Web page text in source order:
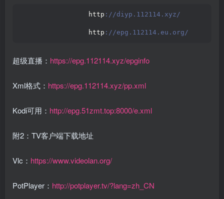
                 http
://diyp.112114.xyz/
                 http
://epg.112114.eu.org/
超级直播： https://epg.112114.xyz/epginfo
Xml格式： https://epg.112114.xyz/pp.xml
Kodi可用： http://epg.51zmt.top:8000/e.xml
附2：TV客户端下载地址
Vlc： https://www.videolan.org/
PotPlayer： http://potplayer.tv/?lang=zh_CN